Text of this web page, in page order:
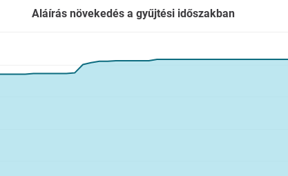
Aláírás növekedés a gyűjtési időszakban